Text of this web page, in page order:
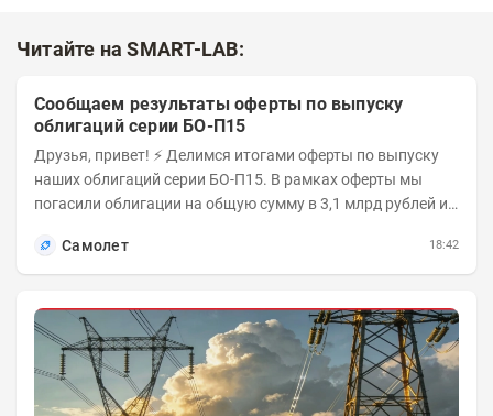
Читайте на SMART-LAB:
Сообщаем результаты оферты по выпуску
облигаций серии БО-П15
Друзья, привет! ⚡️ Делимся итогами оферты по выпуску
наших облигаций серии БО-П15. В рамках оферты мы
погасили облигации на общую сумму в 3,1 млрд рублей из
Самолет
18:42